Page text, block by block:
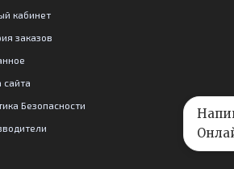
кабинет
заказов
сайта
Безопасности